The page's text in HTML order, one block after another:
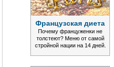
Французская диета
Почему француженки не
толстеют? Меню от самой
стройной нации на 14 дней.